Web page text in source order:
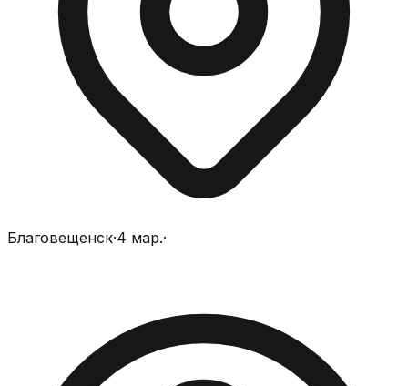
Благовещенск·4 мар.·